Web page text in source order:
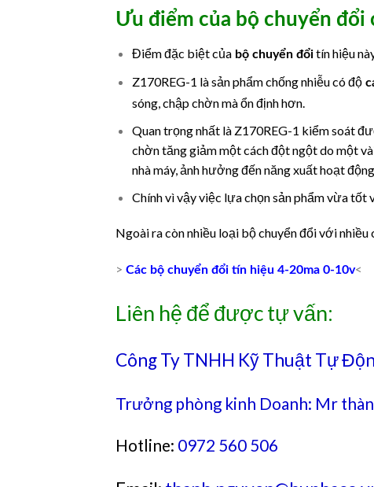
Ưu điểm của bộ chuyển đổi
Điểm đặc biệt củabộ chuyển đổitín hiệu
Z170REG-1 là sản phẩm chống nhiễu có độ
sóng, chập chờn mà ổn định hơn.
Quan trọng nhất là Z170REG-1 kiểm soát
chờn tăng giảm một cách đột ngột do một
nhà máy, ảnh hưởng đến năng xuất hoạt
Chính vì vậy việc lựa chọn sản phẩm vừa
Ngoài ra còn nhiều loại bộ chuyển đổi với
> Các bộ chuyển đổi tín hiệu 4-20ma 0-10v<
Liên hệ để được tự vấn:
Công Ty TNHH Kỹ Thuật Tự
Trưởng phòng kinh Doanh: Mr
Hotline: 0972 560 506